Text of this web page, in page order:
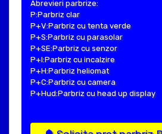
Abrevieri parbrize:
P:Parbriz clar
P+V:Parbriz cu tenta verde
P+S:Parbriz cu parasolar
P+SE:Parbriz cu senzor
P+I:Parbriz cu incalzire
P+H:Parbriz heliomat
P+C:Parbriz cu camera
P+Hud:Parbriz cu head up display